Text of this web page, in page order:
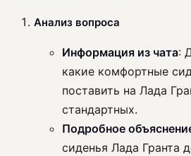
Анализ вопроса
Информация из чата:
какие комфортные
поставить на Лада
стандартных.
Подробное
сиденья Лада Гранта